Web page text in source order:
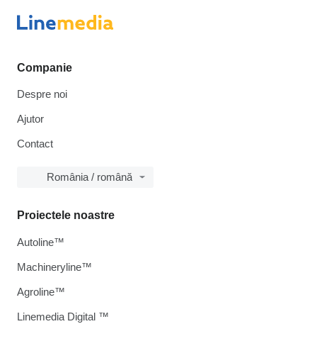
Companie
Despre noi
Ajutor
Contact
România / română
Proiectele noastre
Autoline™
Machineryline™
Agroline™
Linemedia Digital ™